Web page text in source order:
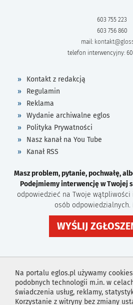
Na portalu eglos.pl używamy
podobnych technologii m.in. w
świadczenia usług, reklamy,
Korzystanie z witryny bez zmiany
603 755 223
603 756 860
mail:
telefon interwencyjny:
Kontakt z redakcją
Regulamin
Reklama
Wydanie archiwalne eglos
Polityka Prywatności
Nasz kanał na You Tube
Kanał RSS
Masz problem, pytanie, pochwałę,
Podejmiemy interwencję w Twojej
odpowiedzieć na Twoje wątpliwości
osób odpowiedzialnych.
WYŚLIJ